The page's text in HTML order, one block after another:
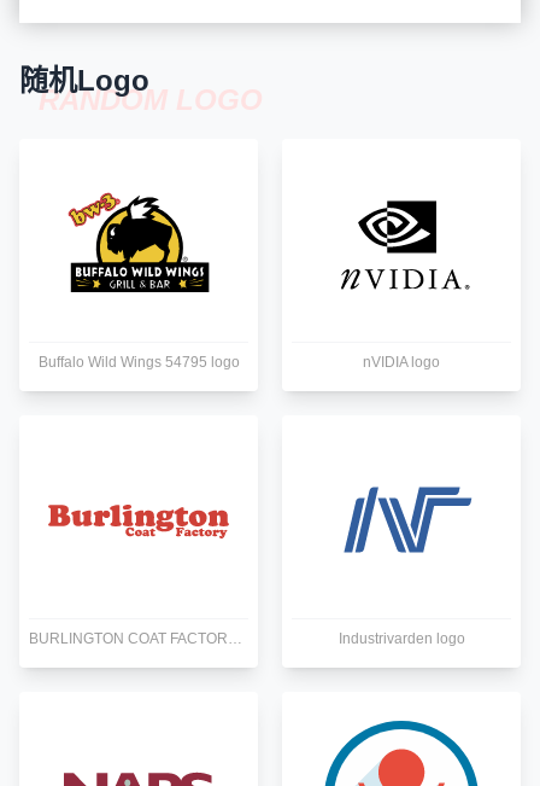
随机Logo
RANDOM LOGO
Buffalo Wild Wings 54795 logo nVIDIA logo
Industrivarden logo